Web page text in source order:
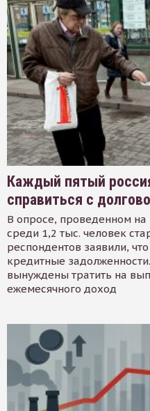
Каждый пятый
справиться с
В опросе, проведенном на
среди 1,2 тыс. человек
респондентов заявили,
кредитные
вынуждены тратить на
ежемесячного доход